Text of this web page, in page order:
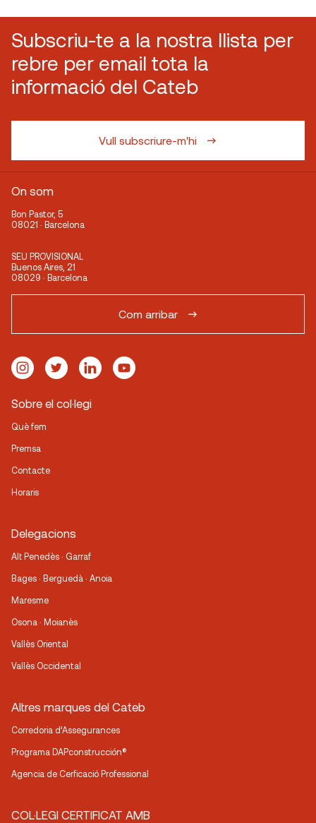
Subscriu-te a la nostra llista per
rebre per email tota la
informació del Cateb
Vull subscriure-m'hi
On som
Bon Pastor, 5
08021 · Barcelona
SEU PROVISIONAL
Buenos Aires, 21
08029 · Barcelona
Com arribar
Sobre el col·legi
Què fem
Premsa
Contacte
Horaris
Delegacions
Alt Penedès · Garraf
Bages · Berguedà · Anoia
Maresme
Osona · Moianès
Vallès Oriental
Vallès Occidental
Altres marques del Cateb
Corredoria d’Assegurances
Programa DAPconstrucción®
Agencia de Cerficació Professional
COL·LEGI CERTIFICAT AMB